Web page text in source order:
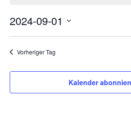
2024-09-01
Vorheriger Tag
Kalender